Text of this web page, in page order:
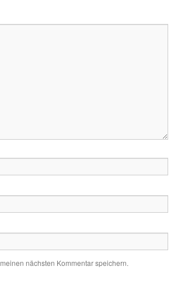
nächsten Kommentar speichern.